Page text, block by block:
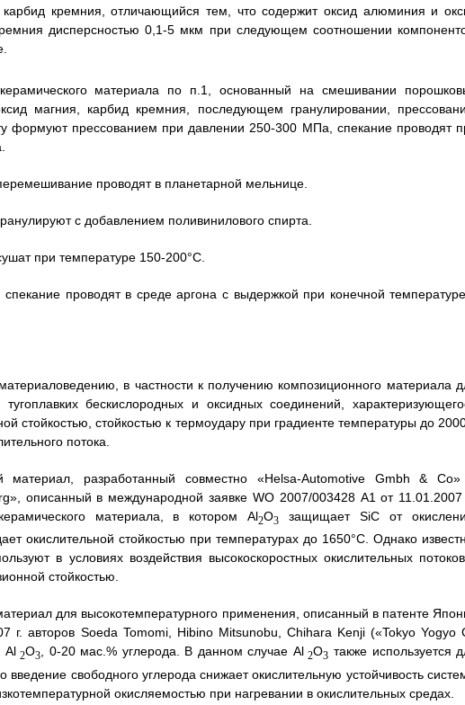
кремния, отличающийся тем, что содержит оксид алюминия и
дисперсностью 0,1-5 мкм при следующем соотношении
материала по п.1, основанный на смешивании
магния, карбид кремния, последующем гранулировании,
формуют прессованием при давлении 250-300 МПа, спекание проводят
проводят в планетарной мельнице.
с добавлением поливинилового спирта.
при температуре 150-200°С.
проводят в среде аргона с выдержкой при конечной
в частности к получению композиционного материала
бескислородных и оксидных соединений,
стойкостью, стойкостью к термоудару при градиенте температуры до
потока.
материал, разработанный совместно «Helsa-Automotive Gmbh &
описанный в международной заявке WО 2007/003428 А1 от 11.01.2007
материала, в котором Аl2O3
защищает SiС от
окислительной стойкостью при температурах до 1650°С. Однако
в условиях воздействия высокоскоростных окислительных
стойкостью.
для высокотемпературного применения, описанный в патенте
авторов Soeda Tomomi, Hibino Mitsunobu, Chihara Kenji («Tokyo Yogyo
Аl2O3, 0-20 мас.% углерода. В данном случае Аl2O3 также используется
свободного углерода снижает окислительную устойчивость
окисляемостью при нагревании в окислительных средах.